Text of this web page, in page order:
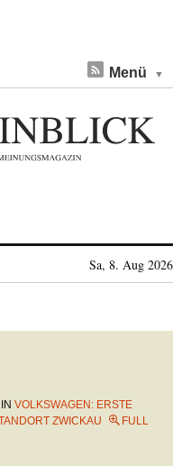
Menü
Sa, 8. Aug 2026
IN VOLKSWAGEN: ERSTE
ZWICKAU
FULL